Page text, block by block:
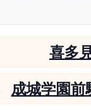
喜多
成城学園前